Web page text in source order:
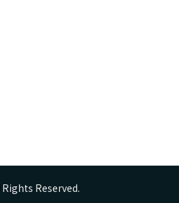
Reserved.